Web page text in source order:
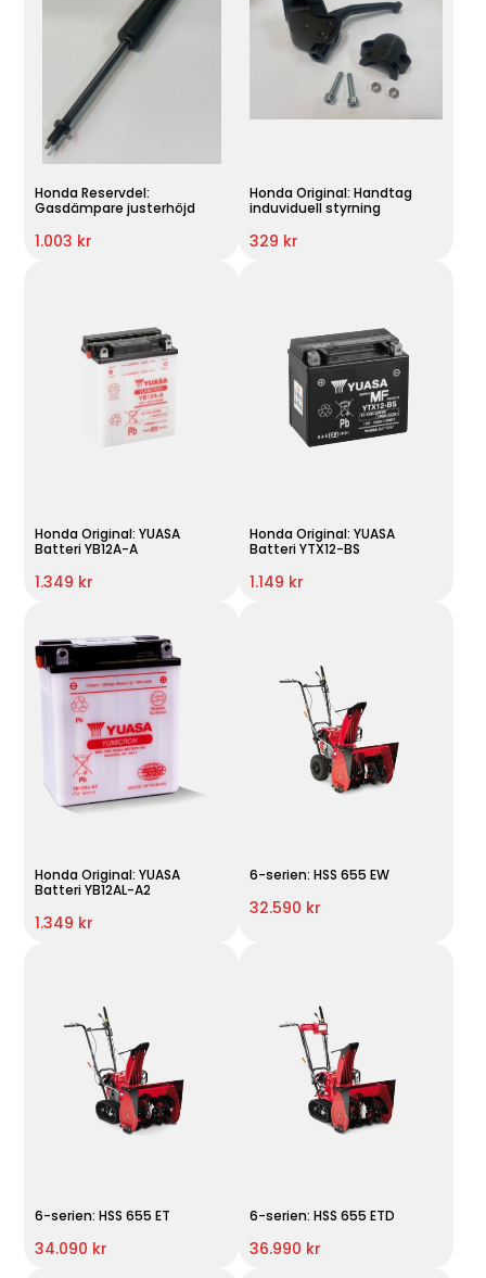
Honda Reservdel:
Gasdämpare justerhöjd
1.003 kr
Honda Original: Handtag
induviduell styrning
329 kr
Honda Original: YUASA
Batteri YB12A-A
1.349 kr
Honda Original: YUASA
Batteri YTX12-BS
1.149 kr
Honda Original: YUASA
Batteri YB12AL-A2
1.349 kr
6-serien: HSS 655 EW
32.590 kr
6-serien: HSS 655 ET
34.090 kr
6-serien: HSS 655 ETD
36.990 kr